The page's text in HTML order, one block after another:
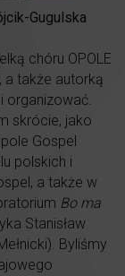
Gugulska
chóru OPOLE
a także autorką
organizować.
skrócie, jako
Gospel
polskich i
a także w
Bo ma
Stanisław
Byliśmy